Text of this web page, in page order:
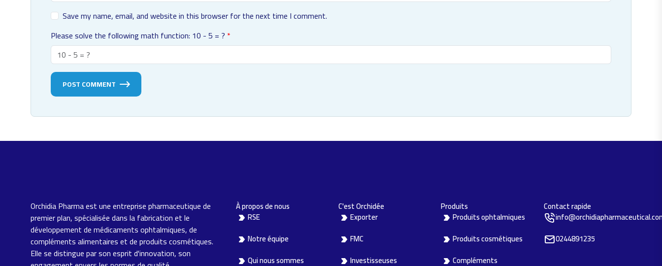
Save my name, email, and website in this browser for the next time I comment.
Please solve the following math function: 10 - 5 = ?
POST COMMENT
Orchidia Pharma est une entreprise pharmaceutique de
premier plan, spécialisée dans la fabrication et le
développement de médicaments ophtalmiques, de
compléments alimentaires et de produits cosmétiques.
Elle se distingue par son esprit d'innovation, son
À propos de nous
RSE
Notre équipe
Qui nous sommes
C'est Orchidée
Exporter
FMC
Investisseuses
Produits
Produits ophtalmiques
Produits cosmétiques
Compléments
Contact rapide
0244891235